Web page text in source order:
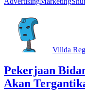
Villda
Pekerjaan
Akan